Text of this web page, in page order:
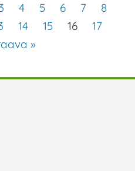
4 5 6 7
8
14 15 16
17
»